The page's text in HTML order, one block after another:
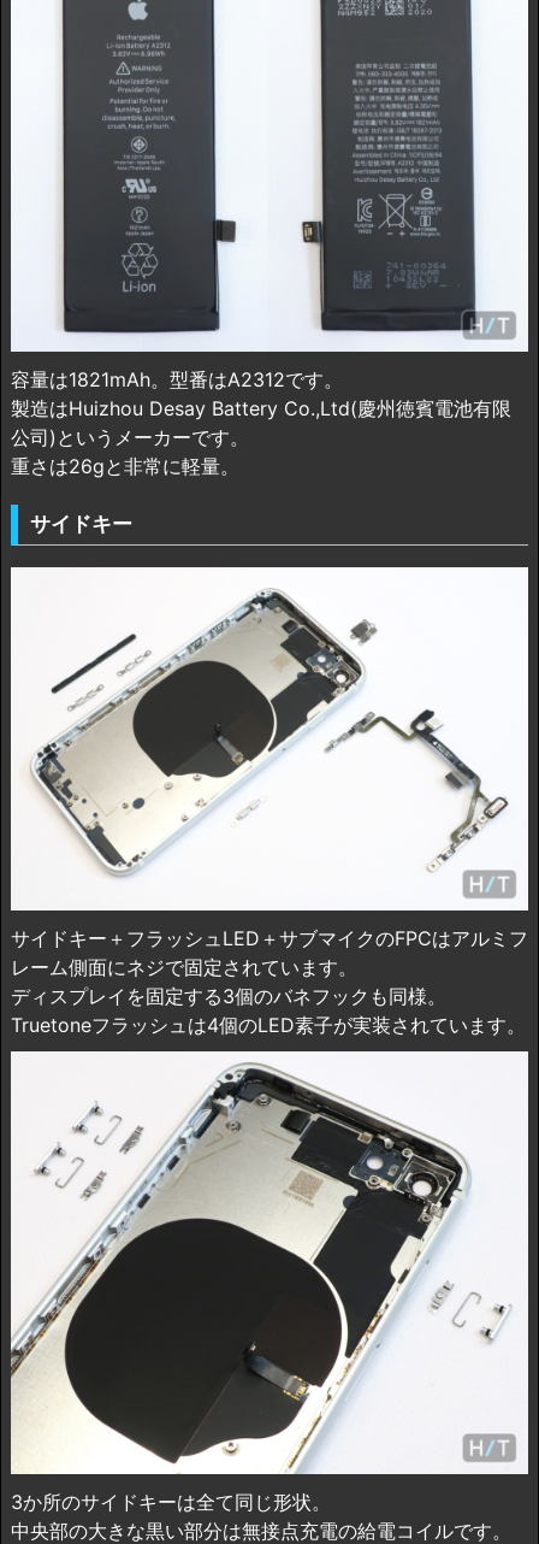
容量は1821mAh。型番はA2312です。
製造はHuizhou Desay Battery Co.,Ltd(慶州徳賓電池有限
公司)というメーカーです。
重さは26gと非常に軽量。
サイドキー
サイドキー＋フラッシュLED＋サブマイクのFPCはアルミフ
レーム側面にネジで固定されています。
ディスプレイを固定する3個のバネフックも同様。
Truetoneフラッシュは4個のLED素子が実装されています。
3か所のサイドキーは全て同じ形状。
中央部の大きな黒い部分は無接点充電の給電コイルです。